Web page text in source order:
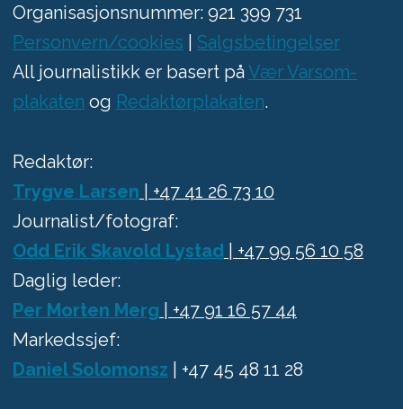
Organisasjonsnummer: 921 399 731
Personvern/cookies
Salgsbetingelser
All journalistikk er basert på Vær Varsom-
plakaten og Redaktørplakaten.
Redaktør:
Trygve Larsen | +47 41 26 73 10
Journalist/fotograf:
Odd Erik Skavold Lystad| +47 99 56 10 58
Daglig leder:
Per Morten Merg | +47 91 16 57 44
Markedssjef:
Daniel Solomonsz | +47 45 48 11 28